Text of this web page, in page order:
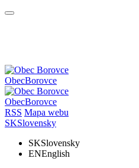
ObecBorovce
ObecBorovce
RSS Mapa webu
SKSlovensky
SKSlovensky
ENEnglish